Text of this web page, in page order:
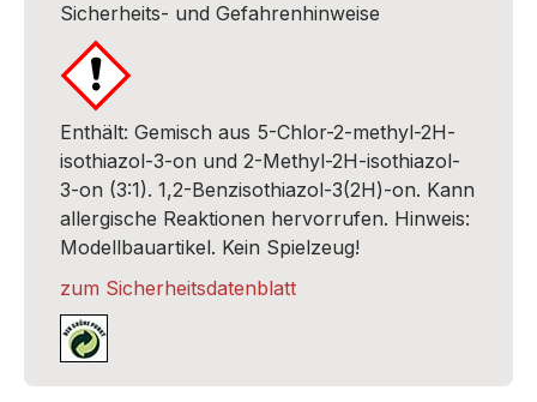
Sicherheits- und Gefahrenhinweise
Enthält: Gemisch aus 5-Chlor-2-methyl-2H-
isothiazol-3-on und 2-Methyl-2H-isothiazol-
3-on (3:1). 1,2-Benzisothiazol-3(2H)-on. Kann
allergische Reaktionen hervorrufen. Hinweis:
Modellbauartikel. Kein Spielzeug!
zum Sicherheitsdatenblatt